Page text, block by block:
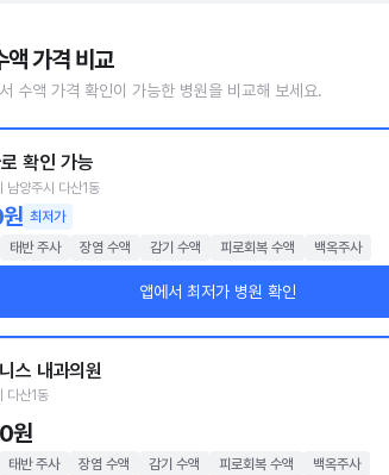
액 가격 비교
수액 가격 확인이 가능한 병원을 비교해 보세요.
확인 가능
남양주시 다산1동
최저가
태반 주사 장염 수액 감기 수액 피로회복 수액 백옥주사
앱에서 최저가 병원 확인
스 내과의원
다산1동
원
태반 주사 장염 수액 감기 수액 피로회복 수액 백옥주사